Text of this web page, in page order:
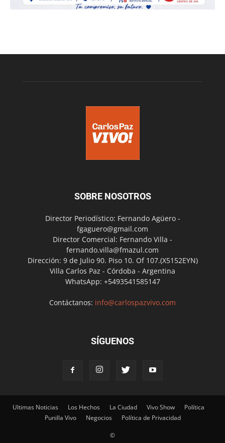
SOBRE NOSOTROS
Director Periodístico: Fernando Agüero -
fgaguero@gmail.com
Director Comercial: Fernando Villa -
fernando.villa@fmazul.com
Dirección: 9 de Julio 90. Piso 10. Of 107.(X5152EYN)
Villa Carlos Paz - Córdoba - Argentina
WhatsApp: +5493541585147
Contáctanos: info@carlospazvivo.com
SÍGUENOS
Ultimas Noticias Los Hechos La Ciudad Vivo Show
Política
Punilla Vivo
Negocios Política de Privacidad
©